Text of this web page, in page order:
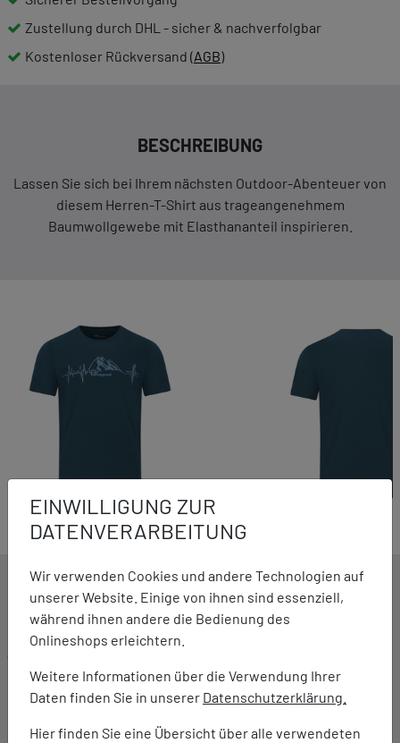
EINWILLIGUNG ZUR
DATENVERARBEITUNG
Wir verwenden Cookies und andere Technologien auf
unserer Website. Einige von ihnen sind essenziell,
während ihnen andere die Bedienung des
Onlineshops erleichtern.
Weitere Informationen über die Verwendung Ihrer
Daten finden Sie in unserer Datenschutzerklärung.
Hier finden Sie eine Übersicht über alle verwendeten
Zustellung durch DHL - sicher & nachverfolgbar
Kostenloser Rückversand (AGB)
BESCHREIBUNG
Lassen Sie sich bei Ihrem nächsten Outdoor-Abenteuer von
diesem Herren-T-Shirt aus trageangenehmem
Baumwollgewebe mit Elasthananteil inspirieren.
DETAILS ZUM PRODUKT
Schöner Motivdruck auf der Vorderseite
Extraweich im Griff
Marke: